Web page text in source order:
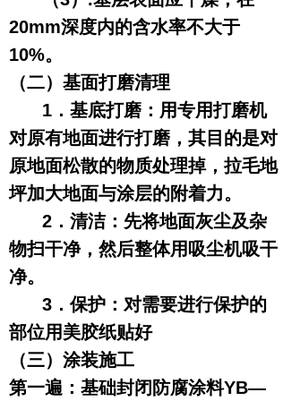
20mm深度内的含水率不大于
10%。
（二）基面打磨清理
1．基底打磨：用专用打磨机
对原有地面进行打磨，其目的是对
原地面松散的物质处理掉，拉毛地
坪加大地面与涂层的附着力。
2．清洁：先将地面灰尘及杂
物扫干净，然后整体用吸尘机吸干
净。
3．保护：对需要进行保护的
部位用美胶纸贴好
（三）涂装施工
第一遍：基础封闭防腐涂料YB—